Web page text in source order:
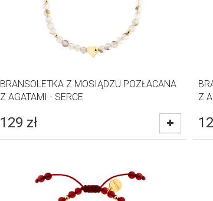
BRANSOLETKA Z MOSIĄDZU POZŁACANA
Z AGATAMI - SERCE
129 zł
Z